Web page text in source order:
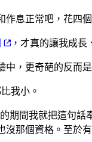
息正常吧，花四
，才真的讓我成長
，更奇葩的反而
我小。
期間我就把這句
那個資格。至於